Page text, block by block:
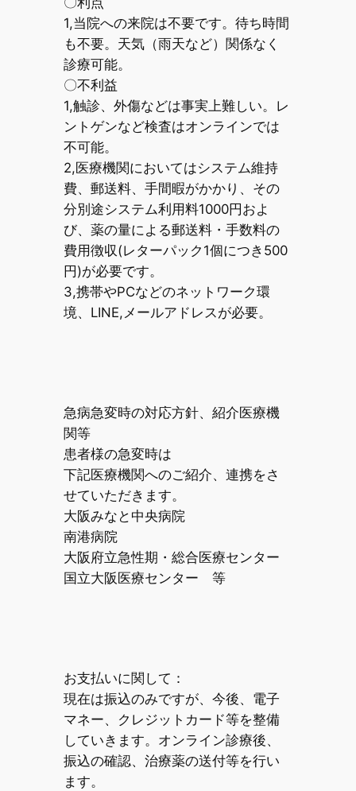
1,当院への来院は不要です。待ち時間
も不要。天気（雨天など）関係なく
診療可能。
〇不利益
1,触診、外傷などは事実上難しい。レ
ントゲンなど検査はオンラインでは
不可能。
2,医療機関においてはシステム維持
費、郵送料、手間暇がかかり、その
分別途システム利用料1000円およ
び、薬の量による郵送料・手数料の
費用徴収(レターパック1個につき500
円)が必要です。
3,携帯やPCなどのネットワーク環
境、LINE,メールアドレスが必要。
急病急変時の対応方針、紹介医療機
関等
患者様の急変時は
下記医療機関へのご紹介、連携をさ
せていただきます。
大阪みなと中央病院
南港病院
大阪府立急性期・総合医療センター
国立大阪医療センター 等
お支払いに関して：
現在は振込のみですが、今後、電子
マネー、クレジットカード等を整備
していきます。オンライン診療後、
振込の確認、治療薬の送付等を行い
ます。